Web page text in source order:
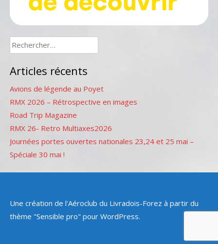
Rechercher :
Articles récents
Avions de légende au Poyet
RMX 2026 – Rétrospective en images
Road Trip Magazine
RMX 26- Retro Multiaxes2026
Journées portes ouvertes nationales 23,24 et 25 mai –
Spéciale 30 mai !
Une création de l'Aéroclub du Livradois-Forez à partir du
thème "Sensible pro" pour WordPress.